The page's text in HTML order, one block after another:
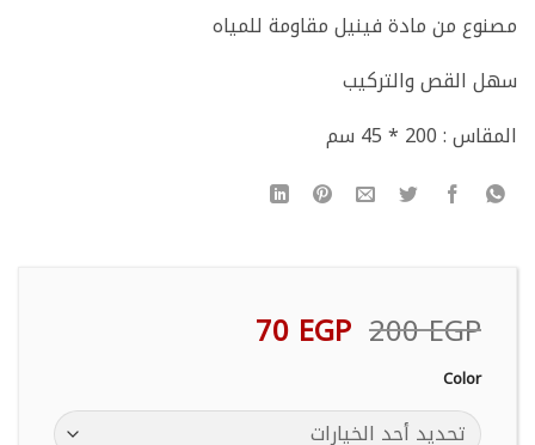
مصنوع من مادة فينيل مقاومة للمياه
سهل القص والتركيب
المقاس : 200 * 45 سم
200EGP السعر
الأصلي
200 EGP.
70EGP السعر
الحالي
70 EGP.
Color